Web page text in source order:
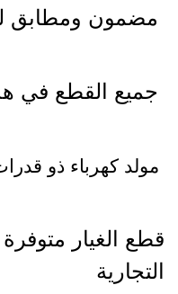
مضمون ومطابق
مولد كهرباء ذو
قطع الغيار
التجارية